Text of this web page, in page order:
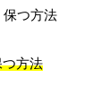
方法